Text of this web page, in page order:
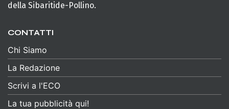
della Sibaritide-Pollino.
CONTATTI
Chi Siamo
La Redazione
Scrivi a l'ECO
La tua pubblicità qui!